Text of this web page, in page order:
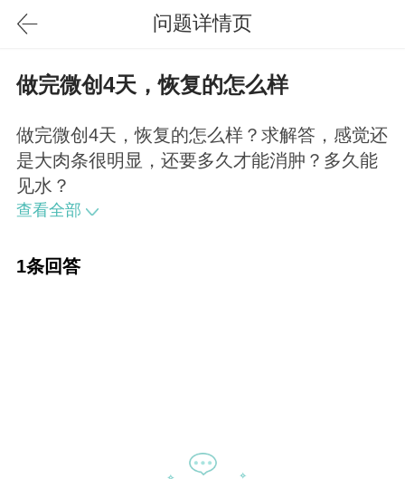
问题详情页
做完微创4天，恢复的怎么样
做完微创4天，恢复的怎么样？求解答，感觉还
是大肉条很明显，还要多久才能消肿？多久能
见水？
查看全部
1条回答